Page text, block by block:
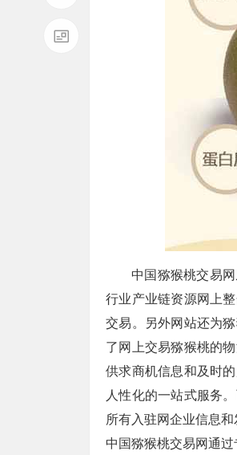
中国猕猴桃交易
行业产业链资源网上
交易。另外网站还为
了网上交易猕猴桃的
供求商机信息和及时
人性化的一站式服务
所有入驻网企业信息
中国猕猴桃交易网通